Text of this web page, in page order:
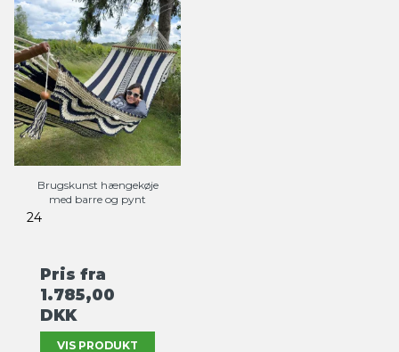
Brugskunst hængekøje
med barre og pynt
24
Pris fra
1.785,00
DKK
VIS PRODUKT